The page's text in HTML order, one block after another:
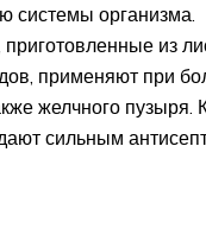
системы организма.
из
применяют при
желчного пузыря.
сильным